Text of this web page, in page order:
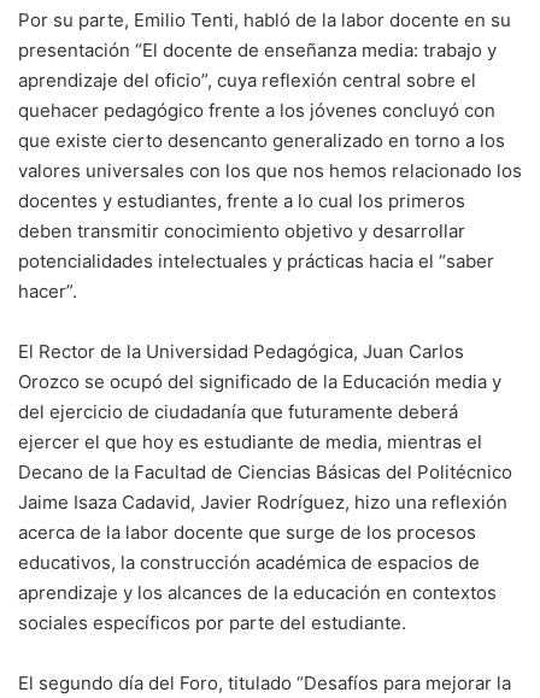
Por su parte, Emilio Tenti, habló de la labor docente en su
presentación “El docente de enseñanza media: trabajo y
aprendizaje del oficio”, cuya reflexión central sobre el
quehacer pedagógico frente a los jóvenes concluyó con
que existe cierto desencanto generalizado en torno a los
valores universales con los que nos hemos relacionado los
docentes y estudiantes, frente a lo cual los primeros
deben transmitir conocimiento objetivo y desarrollar
potencialidades intelectuales y prácticas hacia el “saber
hacer”.
El Rector de la Universidad Pedagógica, Juan Carlos
Orozco se ocupó del significado de la Educación media y
del ejercicio de ciudadanía que futuramente deberá
ejercer el que hoy es estudiante de media, mientras el
Decano de la Facultad de Ciencias Básicas del Politécnico
Jaime Isaza Cadavid, Javier Rodríguez, hizo una reflexión
acerca de la labor docente que surge de los procesos
educativos, la construcción académica de espacios de
aprendizaje y los alcances de la educación en contextos
sociales específicos por parte del estudiante.
El segundo día del Foro, titulado “Desafíos para mejorar la